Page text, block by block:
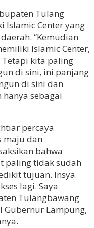
Tulang
Islamic Center yang
“Kemudian
Islamic Center,
kita paling
di sini, ini panjang
di sini dan
sebagai
percaya
maju dan
bahwa
paling tidak sudah
tujuan. Insya
lagi. Saya
Tulangbawang
Gubernur Lampung,